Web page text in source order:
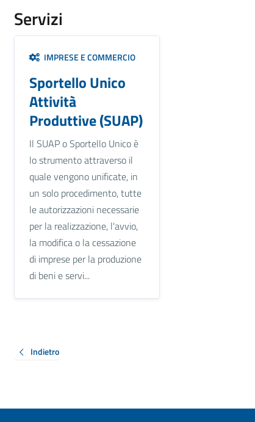
Servizi
IMPRESE E COMMERCIO
Sportello Unico
Attività
Produttive (SUAP)
Il SUAP o Sportello Unico è
lo strumento attraverso il
quale vengono unificate, in
un solo procedimento, tutte
le autorizzazioni necessarie
per la realizzazione, l'avvio,
la modifica o la cessazione
di imprese per la produzione
di beni e servi...
Indietro